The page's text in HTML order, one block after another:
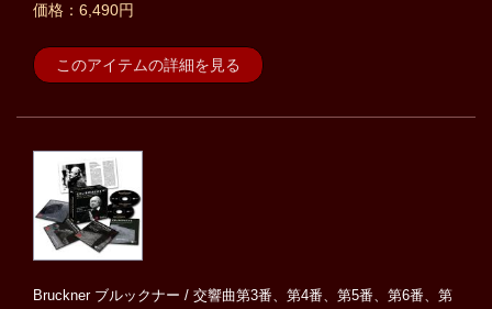
価格：6,490円
このアイテムの詳細を見る
Bruckner ブルックナー / 交響曲第3番、第4番、第5番、第6番、第